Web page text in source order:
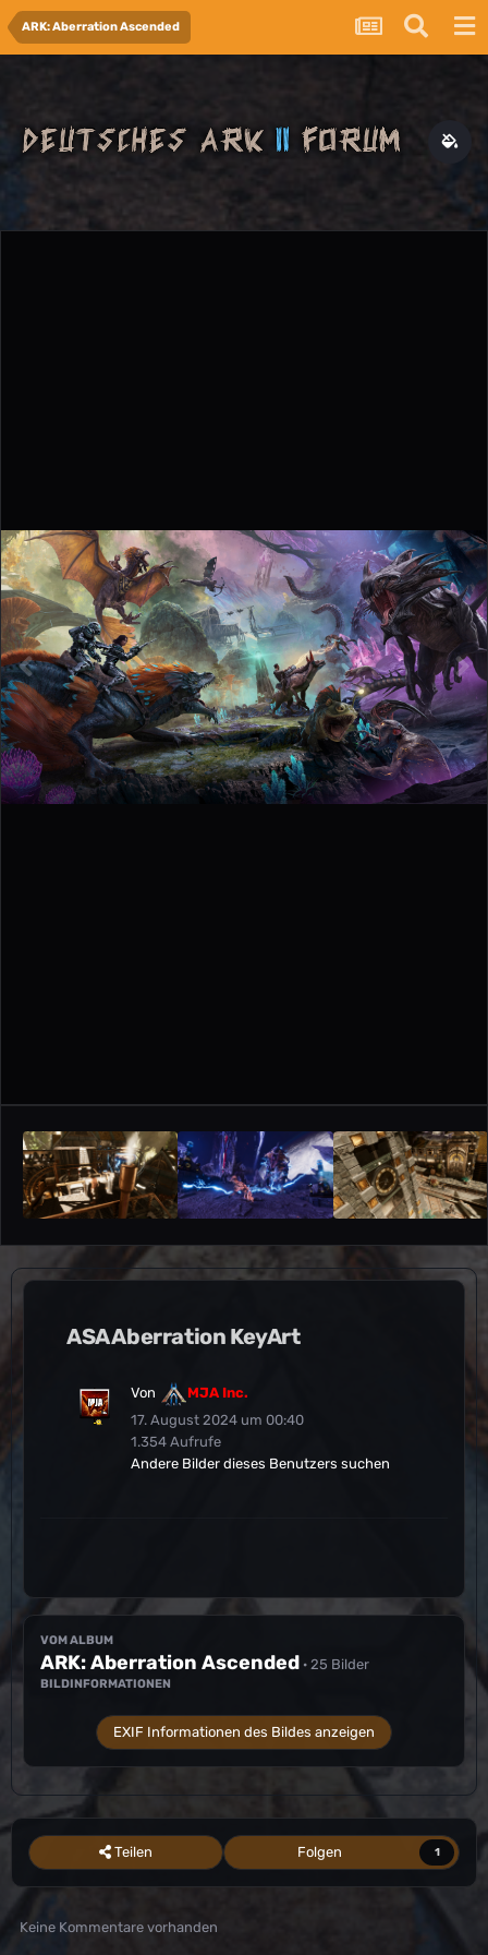
ARK: Aberration Ascended
ASA Aberration KeyArt
Von
MJA Inc.
17. August 2024 um 00:40
1.354 Aufrufe
Andere Bilder dieses Benutzers suchen
VOM ALBUM
ARK: Aberration Ascended · 25 Bilder
BILDINFORMATIONEN
EXIF Informationen des Bildes anzeigen
Teilen Folgen 1
Keine Kommentare vorhanden